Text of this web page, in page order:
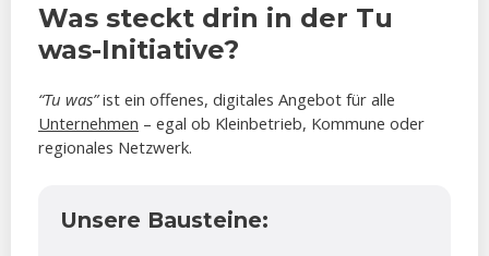
Was steckt drin in der Tu
was-Initiative?
“Tu was”ist ein offenes, digitales Angebot für alle
Unternehmen – egal ob Kleinbetrieb, Kommune oder
regionales Netzwerk.
Unsere Bausteine: